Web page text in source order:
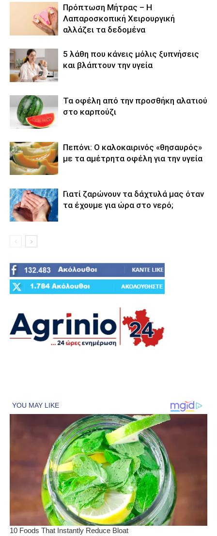
Πρόπτωση Μήτρας – Η
Λαπαροσκοπική Χειρουργική
αλλάζει τα δεδομένα
5 λάθη που κάνεις μόλις ξυπνήσεις
και βλάπτουν την υγεία
Τα οφέλη από την προσθήκη αλατιού
στο καρπούζι
Πεπόνι: Ο καλοκαιρινός «θησαυρός»
με τα αμέτρητα οφέλη για την υγεία
Γιατί ζαρώνουν τα δάχτυλά μας όταν
τα έχουμε για ώρα στο νερό;